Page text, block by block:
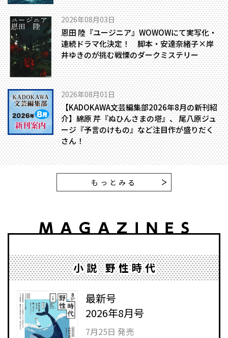
2026年08月03日
恩田 陸『ユージニア』WOWOWにて実写化・
連続ドラマ化決定！ 脚本・安達奈緒子×岸
井ゆきのが挑む戦慄のダークミステリー
2026年08月01日
【KADOKAWA文芸編集部2026年8月の新刊紹
介】綿原 芹『ぬひんさまの塔』、 尾八原ジュ
ージ『予言のけもの』など注目作が盛りだく
さん！
もっとみる
小説 野性時代
最新号
2026年8月号
7月25日 発売